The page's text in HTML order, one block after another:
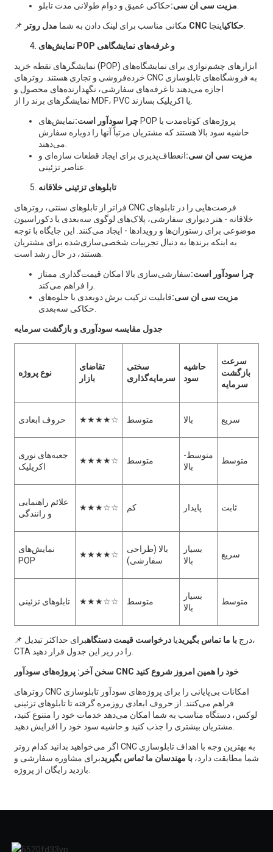
مزیت سی ان سی:حکاکی عمیق و دوام طولانی مدت تابلو.
📌 مکانی مناسب برای لینک دادن به شما مدل روتر CNC حکاکیاینجا.
نمایش‌های POP و غرفه‌های نمایشگاهی
نمایشگرهای نقطه خرید (POP) ابزارهای چشم‌نوازی برای نمایشگاه‌های
خرده‌فروشی و تجاری هستند. روترهای CNC به فروشگاه‌های تابلوسازی
اجازه می‌دهند تا غرفه‌های سفارشی، نگهدارنده‌های محصول و
نمایشگرهای برند را از MDF، PVC یا اکریلیک بسازند.
چرا سودآور است:نمایش‌های POP پروژه‌های کوتاه‌مدت با
حاشیه سود بالا هستند که مشتریان مرتباً آنها را دوباره سفارش
می‌دهند.
مزیت سی ان سی:انعطاف‌پذیری برای ایجاد قطعات سازه‌ای و
عناصر تزئینی.
تابلوهای تزئینی خلاقانه
فراتر از تابلوهای سنتی، روترهای CNC فرصت‌هایی را در تابلوهای
خلاقانه - هنر دیواری سفارشی، پلاک‌های لوگوی سه‌بعدی یا دکوراسیون
موضوعی برای رستوران‌ها و رویدادها - ایجاد می‌کنند. این جایگاه با توجه
به اینکه برندها به دنبال تجربیات شخصی‌سازی‌شده برای مشتریان
هستند، در حال رشد است.
چرا سودآور است:سفارشی‌سازی بالا امکان قیمت‌گذاری ممتاز
را فراهم می‌کند.
مزیت سی ان سی:قابلیت ترکیب برش دوبعدی با جلوه‌های
حکاکی سه‌بعدی.
جدول مقایسه سودآوری و بازگشت سرمایه
نوع پروژه
تقاضای
بازار
سختی
سرمایه‌گذاری
حاشیه
سود
سرعت
بازگشت
سرمایه
حروف ابعادی ★★★★☆ متوسط بالا سریع
جعبه‌های نوری
اکریلیک
★★★★☆ متوسط
متوسط-
بالا
متوسط
علائم راهنمایی
و رانندگی
★★★☆☆ کم پایدار ثابت
نمایش‌های
POP
★★★★☆
بالا (طراحی
سفارشی)
بسیار
بالا
سریع
تابلوهای تزئینی ★★★☆☆ متوسط
بسیار
بالا
متوسط
📌 درجبا ما تماس بگیریدیادرخواست قیمت دستگاهبرای حداکثر تبدیل،
CTA را در زیر این جدول قرار دهید.
سخن آخر: پروژه‌های سودآور CNC خود را همین امروز شروع کنید
روترهای CNC امکانات بی‌پایانی را برای پروژه‌های سودآور تابلوسازی
فراهم می‌کنند. از حروف ابعادی روزمره گرفته تا تابلوهای تزئینی
لوکس، دستگاه مناسب به شما امکان می‌دهد خدمات خود را متنوع کنید،
مشتریان بیشتری را جذب کنید و حاشیه سود خود را افزایش دهید.
اگر می‌خواهید بدانید کدام روتر CNC به بهترین وجه با اهداف تابلوسازی
شما مطابقت دارد،با مهندسان ما تماس بگیریدبرای مشاوره سفارشی و
بازدید رایگان از پروژه.